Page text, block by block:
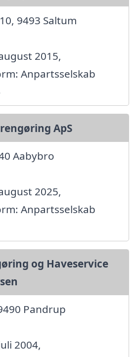
9493 Saltum
2015,
Anpartsselskab
ApS
Aabybro
2025,
Anpartsselskab
og Haveservice
Pandrup
2004,